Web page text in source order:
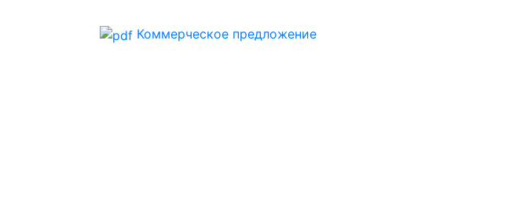
Коммерческое предложение